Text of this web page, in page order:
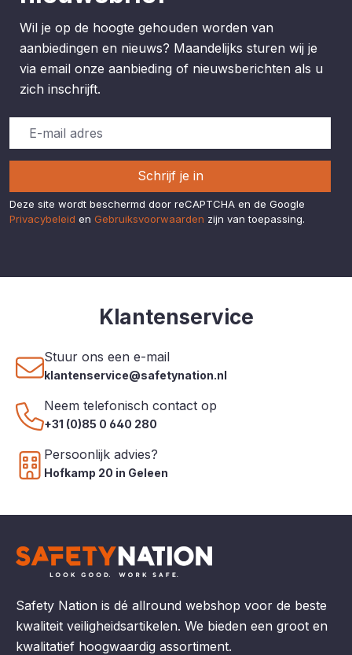
Wil je op de hoogte gehouden worden van
aanbiedingen en nieuws? Maandelijks sturen wij je
via email onze aanbieding of nieuwsberichten als u
zich inschrijft.
Schrijf je in
Deze site wordt beschermd door reCAPTCHA en de Google
Privacybeleid en Gebruiksvoorwaarden zijn van toepassing.
Klantenservice
Stuur ons een e-mail
klantenservice@safetynation.nl
Neem telefonisch contact op
+31 (0)85 0 640 280
Persoonlijk advies?
Hofkamp 20 in Geleen
Safety Nation is dé allround webshop voor de beste
kwaliteit veiligheidsartikelen. We bieden een groot en
kwalitatief hoogwaardig assortiment.